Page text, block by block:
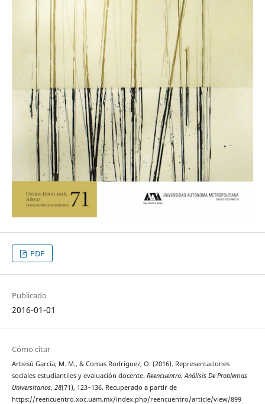
PDF
Publicado
2016-01-01
Cómo citar
Arbesú García, M. M., & Comas Rodríguez, O. (2016). Representaciones
sociales estudiantiles y evaluación docente. Reencuentro. Análisis De Problemas
Universitarios, 28(71), 123–136. Recuperado a partir de
https://reencuentro.xoc.uam.mx/index.php/reencuentro/article/view/899